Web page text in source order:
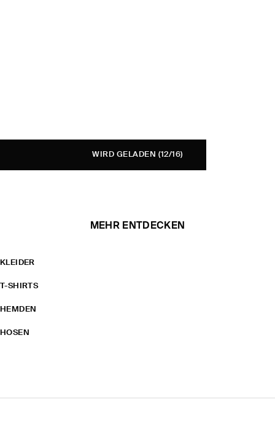
WIRD GELADEN (12/16)
MEHR ENTDECKEN
KLEIDER
T-SHIRTS
HEMDEN
HOSEN